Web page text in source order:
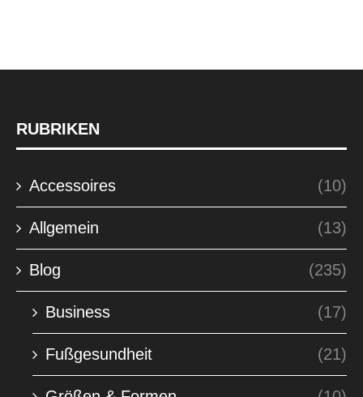
RUBRIKEN
Accessoires (10)
Allgemein (13)
Blog (235)
Business (17)
Fußgesundheit (21)